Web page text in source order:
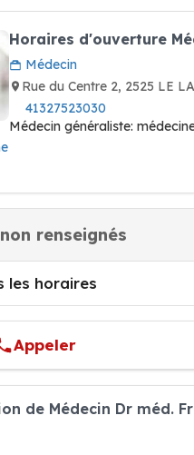
Horaires d'ouverture
Médecin
Rue du Centre 2, 2525 LE
41327523030
Médecin généraliste:
renseignés
les horaires
Appeler
de Médecin Dr méd.